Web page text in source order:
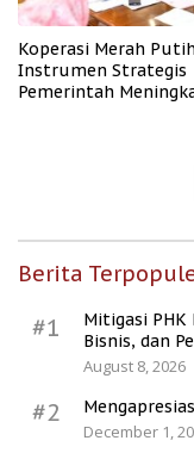
Koperasi Merah
Instrumen Strategis
Pemerintah
Berita
#1
Mitigasi
Bisnis, dan
August 8, 2026
#2
December 1,